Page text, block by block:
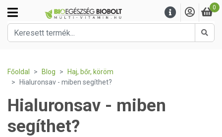
0
Főoldal Blog
Haj, bőr, köröm
Hialuronsav - miben segíthet?
Hialuronsav - miben
segíthet?